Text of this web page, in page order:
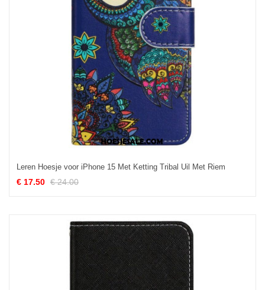
Leren Hoesje voor iPhone 15 Met Ketting Tribal Uil Met Riem
€ 17.50 € 24.00